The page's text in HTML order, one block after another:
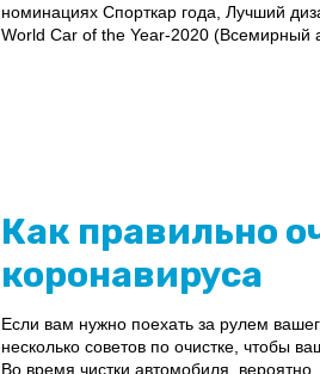
номинациях Спорткар года, Лучший
World Car of the Year-2020 (Всемирный
Как правильно
коронавируса
Если вам нужно поехать за рулем
несколько советов по очистке, чтобы
Во время чистки автомобиля,